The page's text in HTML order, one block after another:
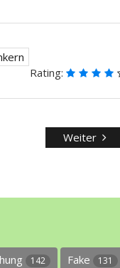
Rating:
Weiter
142 Fake 131